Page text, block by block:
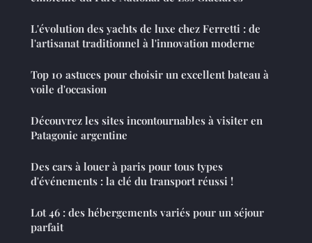
L'évolution des yachts de luxe chez Ferretti : de
l'artisanat traditionnel à l'innovation moderne
Top 10 astuces pour choisir un excellent bateau à
voile d'occasion
Découvrez les sites incontournables à visiter en
Patagonie argentine
Des cars à louer à paris pour tous types
d'événements : la clé du transport réussi !
Lot 46 : des hébergements variés pour un séjour
parfait